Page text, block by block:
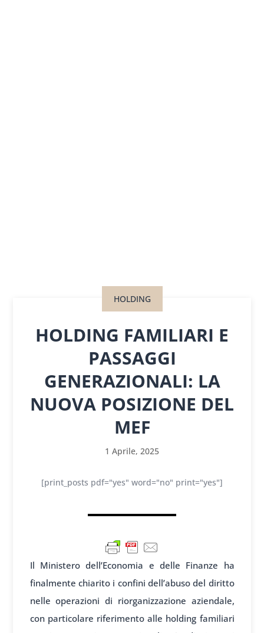
HOLDING
HOLDING FAMILIARI E
PASSAGGI
GENERAZIONALI: LA
NUOVA POSIZIONE DEL
MEF
1 Aprile, 2025
[print_posts pdf="yes" word="no" print="yes"]
Il Ministero dell’Economia e delle Finanze ha
finalmente chiarito i confini dell’abuso del diritto
nelle operazioni di riorganizzazione aziendale,
con particolare riferimento alle holding familiari